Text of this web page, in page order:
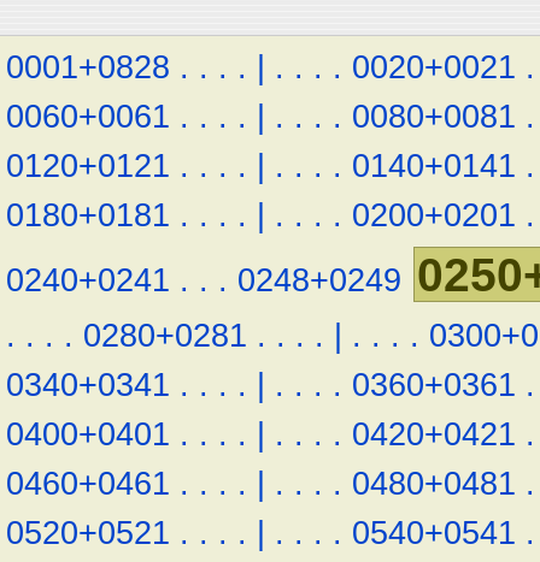
0001+0828 . . . . | . . . . 0020+0021 .
0060+0061 . . . . | . . . . 0080+0081 .
0120+0121 . . . . | . . . . 0140+0141 .
0180+0181 . . . . | . . . . 0200+0201 .
0240+0241 . . . 0248+0249
. . . . 0280+0281 . . . . | . . . .
0340+0341 . . . . | . . . . 0360+0361 .
0400+0401 . . . . | . . . . 0420+0421 .
0460+0461 . . . . | . . . . 0480+0481 .
0520+0521 . . . . | . . . . 0540+0541 .